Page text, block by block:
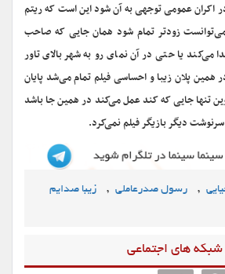
اکران عمومی توجهی به آن شود این است که ریتم
زودتر تمام شود همان جایی که صاحب
می‌کند یا حتی در آن نمای رو به شهر بالای تاور
همین پلان زیبا و احساسی فیلم تمام می‌شد پایان
تنها جایی که کند عمل می‌کند در همین جا باشد
دیگر بازیگر فیلم نمی‌کرد.
, رسول صدرعاملی ,
زیبا صدایم
های اجتماعی